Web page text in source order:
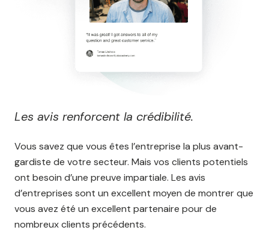
Les avis renforcent la crédibilité.
Vous savez que vous êtes l’entreprise la plus avant-
gardiste de votre secteur. Mais vos clients potentiels
ont besoin d’une preuve impartiale. Les avis
d’entreprises sont un excellent moyen de montrer que
vous avez été un excellent partenaire pour de
nombreux clients précédents.